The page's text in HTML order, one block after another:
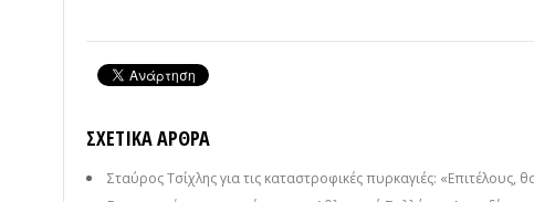
ΣΧΕΤΙΚΆ ΆΡΘΡΑ
Σταύρος Τσίχλης για τις καταστροφικές πυρκαγιές: «Επιτέλους,